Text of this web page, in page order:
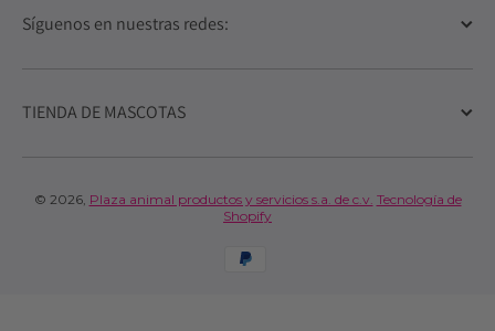
Síguenos en nuestras redes:
TIENDA DE MASCOTAS
© 2026, Plaza animal productos y servicios s.a. de c.v. Tecnología de
Shopify